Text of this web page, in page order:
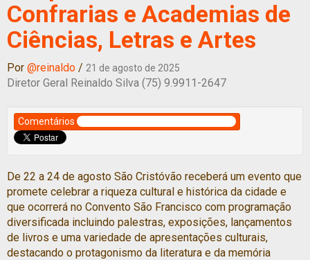
Confrarias e Academias de
Ciências, Letras e Artes
Por @reinaldo / 21 de agosto de 2025
Diretor Geral Reinaldo Silva (75) 9.9911-2647
Comentários
De 22 a 24 de agosto São Cristóvão receberá um evento que
promete celebrar a riqueza cultural e histórica da cidade e
que ocorrerá no Convento São Francisco com programação
diversificada incluindo palestras, exposições, lançamentos
de livros e uma variedade de apresentações culturais,
destacando o protagonismo da literatura e da memória